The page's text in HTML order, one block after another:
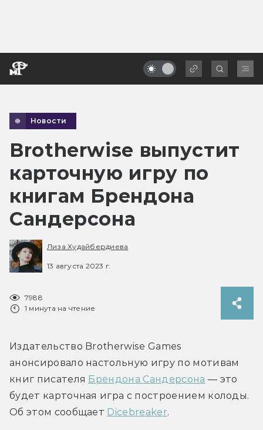
Новости
Brotherwise выпустит
карточную игру по
книгам Брендона
Сандерсона
Лиза Худайбердиева
13 августа 2023 г.
7988
1 минута на чтение
Издательство Brotherwise Games
анонсировало настольную игру по мотивам
книг писателя Брендона Сандерсона — это
будет карточная игра с построением колоды.
Об этом сообщает Dicebreaker.